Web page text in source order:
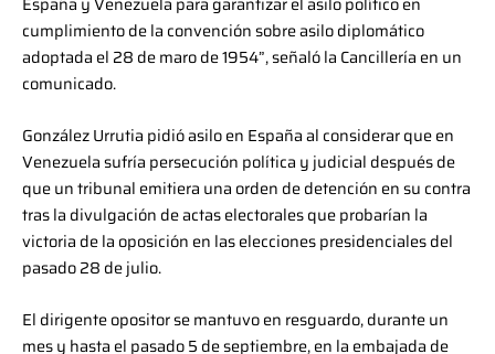
cumplimiento de la convención sobre asilo diplomático
adoptada el 28 de maro de 1954”, señaló la Cancillería en un
comunicado.
González Urrutia pidió asilo en España al considerar que en
Venezuela sufría persecución política y judicial después de
que un tribunal emitiera una orden de detención en su contra
tras la divulgación de actas electorales que probarían la
victoria de la oposición en las elecciones presidenciales del
pasado 28 de julio.
El dirigente opositor se mantuvo en resguardo, durante un
mes y hasta el pasado 5 de septiembre, en la embajada de